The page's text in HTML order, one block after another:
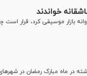
خواندند
بازار موسیقی کرد، قرار
در ماه مبارک رمضان در